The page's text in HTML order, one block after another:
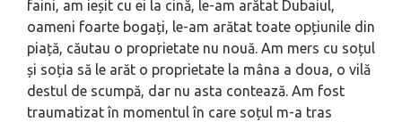
faini, am ieșit cu ei la cină, le-am arătat Dubaiul,
oameni foarte bogați, le-am arătat toate opțiunile din
piață, căutau o proprietate nu nouă. Am mers cu soțul
și soția să le arăt o proprietate la mâna a doua, o vilă
destul de scumpă, dar nu asta contează. Am fost
traumatizat în momentul în care soțul m-a tras